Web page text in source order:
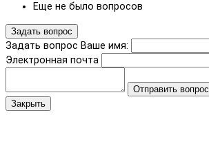
Еще не было вопросов
Задать вопрос
Задать вопрос Ваше имя:
Электронная почта
Отправить вопрос
Закрыть